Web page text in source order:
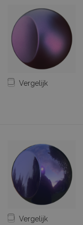
Vergelijk
Vergelijk